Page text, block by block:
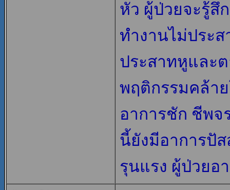
หัว ผู้ป่วยจะรู้สึ
ทำงานไม่ประ
ประสาทหูและ
พฤติกรรมคล้า
อาการชัก ชีพจ
นี้ยังมีอาการปั
รุนแรง ผู้ป่วยอ